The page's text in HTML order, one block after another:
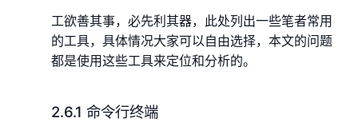
工欲善其事，必先利其器，此处列出一些笔者常用
的工具，具体情况大家可以自由选择，本文的问题
都是使用这些工具来定位和分析的。
2.6.1 命令行终端